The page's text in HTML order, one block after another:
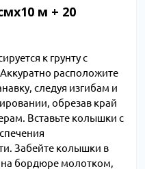
м + 20
к грунту с
расположите
следуя изгибам и
обрезав край
Вставьте колышки с
Забейте колышки в
на бордюре молотком,